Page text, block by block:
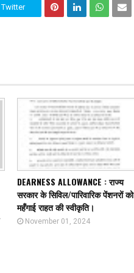
Twitter
DEARNESS ALLOWANCE : राज्य
सरकार के सिविल/पारिवारिक पेंशनरों को
महँगाई राहत की स्वीकृति।
November 01, 2024